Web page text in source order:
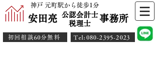
神戸 元町駅から徒歩1分
安田亮 事務所
公認会計士
​税理士
初回相談60分無料 ​Tel:080-2395-2023